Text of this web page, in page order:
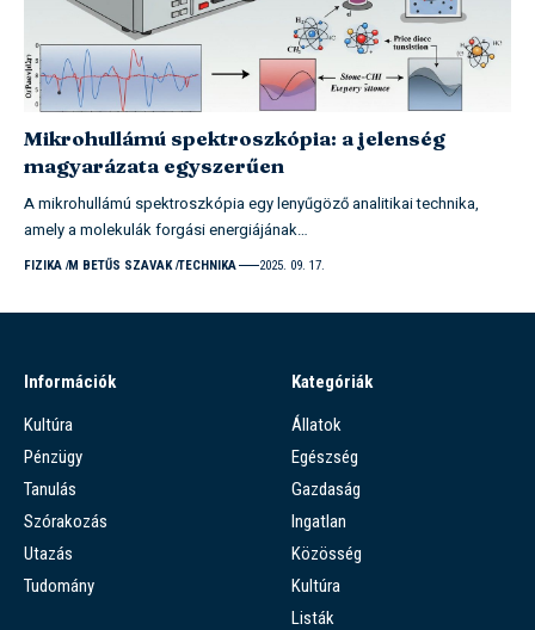
Mikrohullámú spektroszkópia: a jelenség
magyarázata egyszerűen
A mikrohullámú spektroszkópia egy lenyűgöző analitikai technika,
amely a molekulák forgási energiájának…
FIZIKA M BETŰS SZAVAK TECHNIKA 2025. 09. 17.
Információk
Kultúra
Pénzügy
Tanulás
Szórakozás
Utazás
Tudomány
Kategóriák
Állatok
Egészség
Gazdaság
Ingatlan
Közösség
Kultúra
Listák